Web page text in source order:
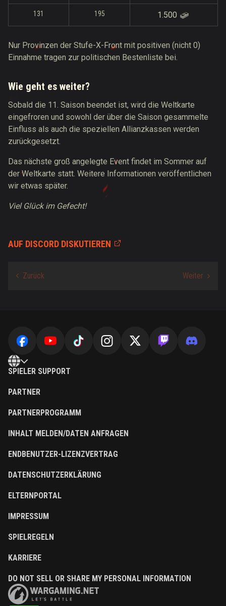
131 195 1.500
Nur Provinzen der Stufe-X-Front mit positiven (nicht 0)
Einnahme tragen zur politischen Bestenliste bei.
Wie geht es weiter?
Sobald die 11. Saison beendet ist, wird die Weltkarte
eingefroren und sowohl der über die Saison gesammelte
Einfluss als auch die speziellen Allianzkassen werden
zurückgesetzt.
Das nächste groß angelegte Event findet im Sommer auf
der Weltkarte statt. Weitere Informationen veröffentlichen
wir etwas später.
Viel Glück im Gefecht!
AUF DISCORD DISKUTIEREN
SPIELER SUPPORT
PARTNER
PARTNERPROGRAMM
INHALT MELDEN/DATEN ANFRAGEN
ENDBENUTZER-LIZENZVERTRAG
DATENSCHUTZERKLÄRUNG
ELTERNPORTAL
IMPRESSUM
SPIELREGELN
KARRIERE
DO NOT SELL OR SHARE MY PERSONAL INFORMATION